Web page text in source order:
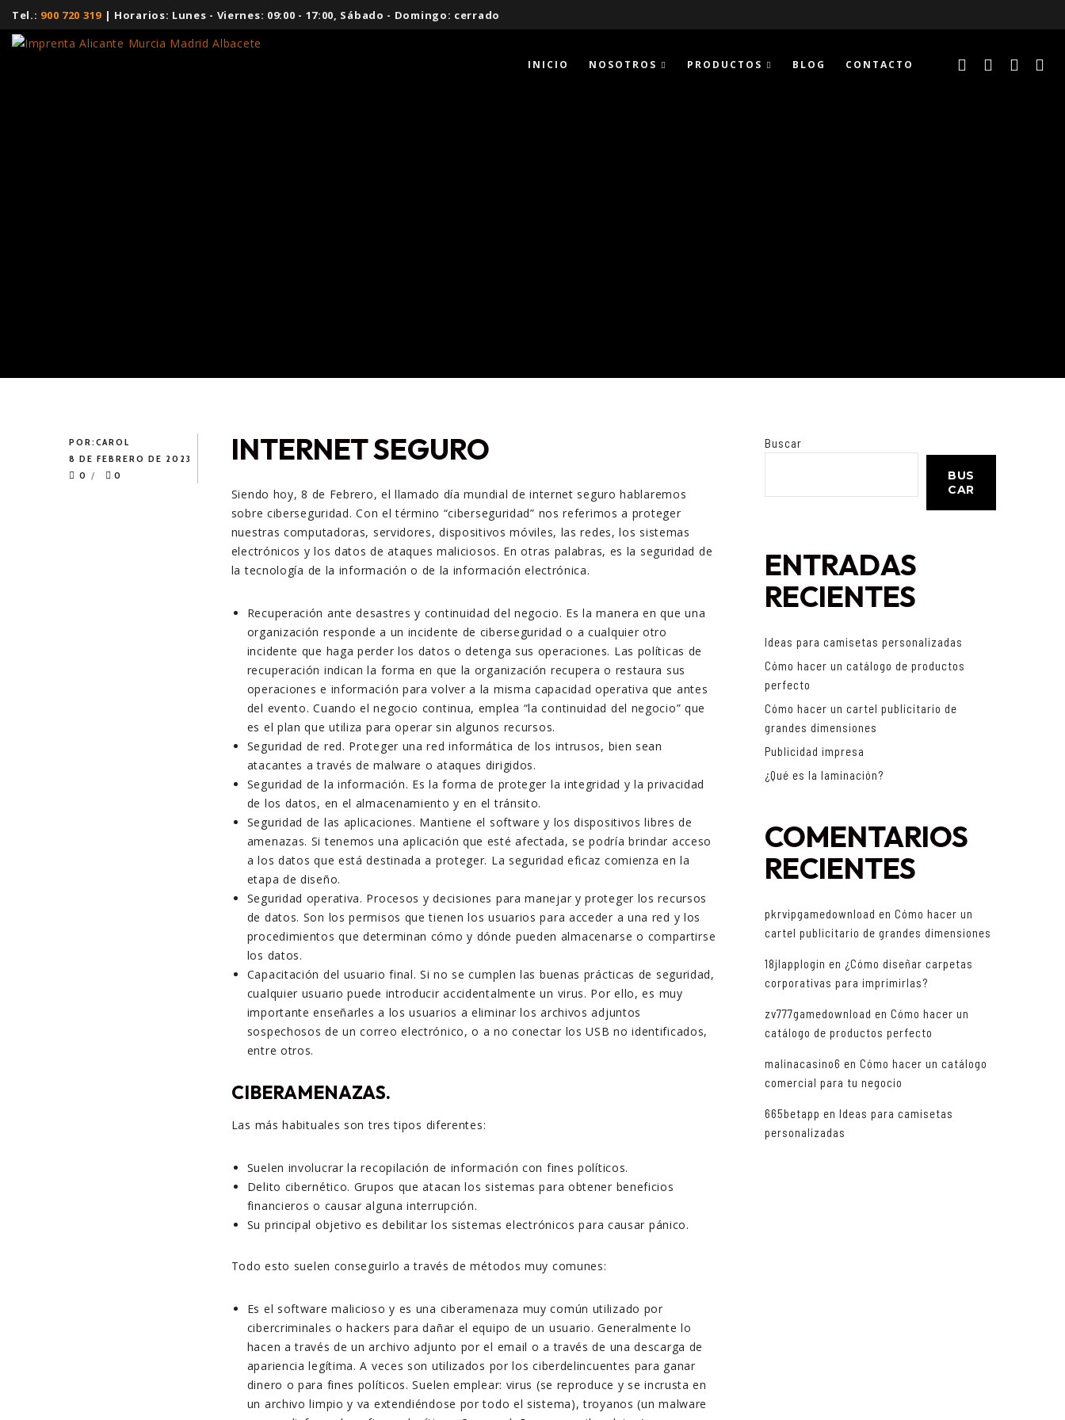
Tel.: 900 720 319| Horarios: Lunes - Viernes: 09:00 - 17:00, Sábado - Domingo: cerrado
INICIO NOSOTROS PRODUCTOS BLOG CONTACTO
POR:CAROL
8 DE FEBRERO DE 2023
0
0
INTERNET SEGURO
Siendo hoy, 8 de Febrero, el llamado día mundial de internet seguro hablaremos
sobre ciberseguridad. Con el término “ciberseguridad” nos referimos a proteger
nuestras computadoras, servidores, dispositivos móviles, las redes, los sistemas
electrónicos y los datos de ataques maliciosos. En otras palabras, es la seguridad de
la tecnología de la información o de la información electrónica.
Recuperación ante desastres y continuidad del negocio. Es la manera en que una
organización responde a un incidente de ciberseguridad o a cualquier otro
incidente que haga perder los datos o detenga sus operaciones. Las políticas de
recuperación indican la forma en que la organización recupera o restaura sus
operaciones e información para volver a la misma capacidad operativa que antes
del evento. Cuando el negocio continua, emplea “la continuidad del negocio” que
es el plan que utiliza para operar sin algunos recursos.
Seguridad de red. Proteger una red informática de los intrusos, bien sean
atacantes a través de malware o ataques dirigidos.
Seguridad de la información. Es la forma de proteger la integridad y la privacidad
de los datos, en el almacenamiento y en el tránsito.
Seguridad de las aplicaciones. Mantiene el software y los dispositivos libres de
amenazas. Si tenemos una aplicación que esté afectada, se podría brindar acceso
a los datos que está destinada a proteger. La seguridad eficaz comienza en la
etapa de diseño.
Seguridad operativa. Procesos y decisiones para manejar y proteger los recursos
de datos. Son los permisos que tienen los usuarios para acceder a una red y los
procedimientos que determinan cómo y dónde pueden almacenarse o compartirse
los datos.
Capacitación del usuario final. Si no se cumplen las buenas prácticas de seguridad,
cualquier usuario puede introducir accidentalmente un virus. Por ello, es muy
importante enseñarles a los usuarios a eliminar los archivos adjuntos
sospechosos de un correo electrónico, o a no conectar los USB no identificados,
entre otros.
CIBERAMENAZAS.
Las más habituales son tres tipos diferentes:
Suelen involucrar la recopilación de información con fines políticos.
Delito cibernético. Grupos que atacan los sistemas para obtener beneficios
financieros o causar alguna interrupción.
Su principal objetivo es debilitar los sistemas electrónicos para causar pánico.
Todo esto suelen conseguirlo a través de métodos muy comunes:
Es el software malicioso y es una ciberamenaza muy común utilizado por
cibercriminales o hackers para dañar el equipo de un usuario. Generalmente lo
hacen a través de un archivo adjunto por el email o a través de una descarga de
apariencia legítima. A veces son utilizados por los ciberdelincuentes para ganar
dinero o para fines políticos. Suelen emplear: virus (se reproduce y se incrusta en
un archivo limpio y va extendiéndose por todo el sistema), troyanos (un malware
Buscar
BUS
CAR
ENTRADAS
RECIENTES
Ideas para camisetas personalizadas
Cómo hacer un catálogo de productos
perfecto
Cómo hacer un cartel publicitario de
grandes dimensiones
Publicidad impresa
¿Qué es la laminación?
COMENTARIOS
RECIENTES
pkrvipgamedownload en Cómo hacer un
cartel publicitario de grandes dimensiones
18jlapplogin en ¿Cómo diseñar carpetas
corporativas para imprimirlas?
zv777gamedownload en Cómo hacer un
catálogo de productos perfecto
malinacasino6 en Cómo hacer un catálogo
comercial para tu negocio
665betapp en Ideas para camisetas
personalizadas